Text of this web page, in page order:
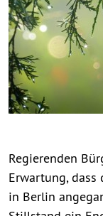
Regierenden
Erwartung,
in Berlin